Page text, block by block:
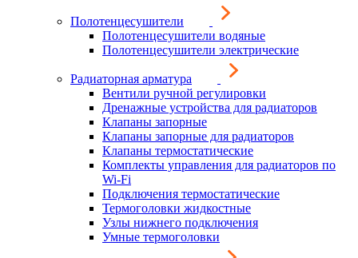
Полотенцесушители
Полотенцесушители водяные
Полотенцесушители электрические
Радиаторная арматура
Вентили ручной регулировки
Дренажные устройства для радиаторов
Клапаны запорные
Клапаны запорные для радиаторов
Клапаны термостатические
Комплекты управления для радиаторов по
Wi-Fi
Подключения термостатические
Термоголовки жидкостные
Узлы нижнего подключения
Умные термоголовки